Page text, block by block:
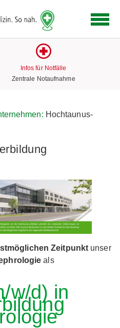
Link
zur
Infos für Notfälle
Zentrale Notaufnahme
Hochtaunus-
Zeitpunkt unser
als
w/d) in